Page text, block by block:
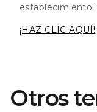
establecimiento!
¡HAZ CLIC AQUÍ!
Otros